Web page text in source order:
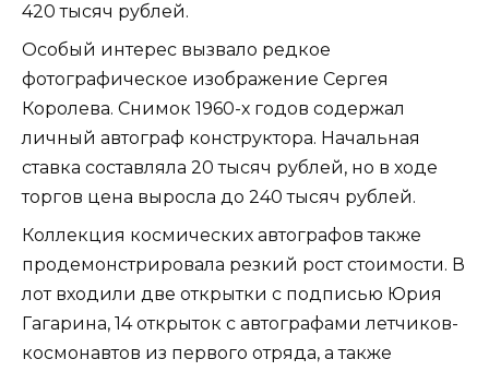
420 тысяч рублей.
Особый интерес вызвало редкое
фотографическое изображение Сергея
Королева. Снимок 1960-х годов содержал
личный автограф конструктора. Начальная
ставка составляла 20 тысяч рублей, но в ходе
торгов цена выросла до 240 тысяч рублей.
Коллекция космических автографов также
продемонстрировала резкий рост стоимости. В
лот входили две открытки с подписью Юрия
Гагарина, 14 открыток с автографами летчиков-
космонавтов из первого отряда, а также